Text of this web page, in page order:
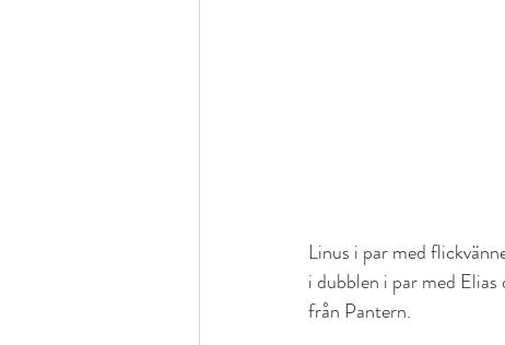
Linus i par med
i dubblen i par med
från Pantern.